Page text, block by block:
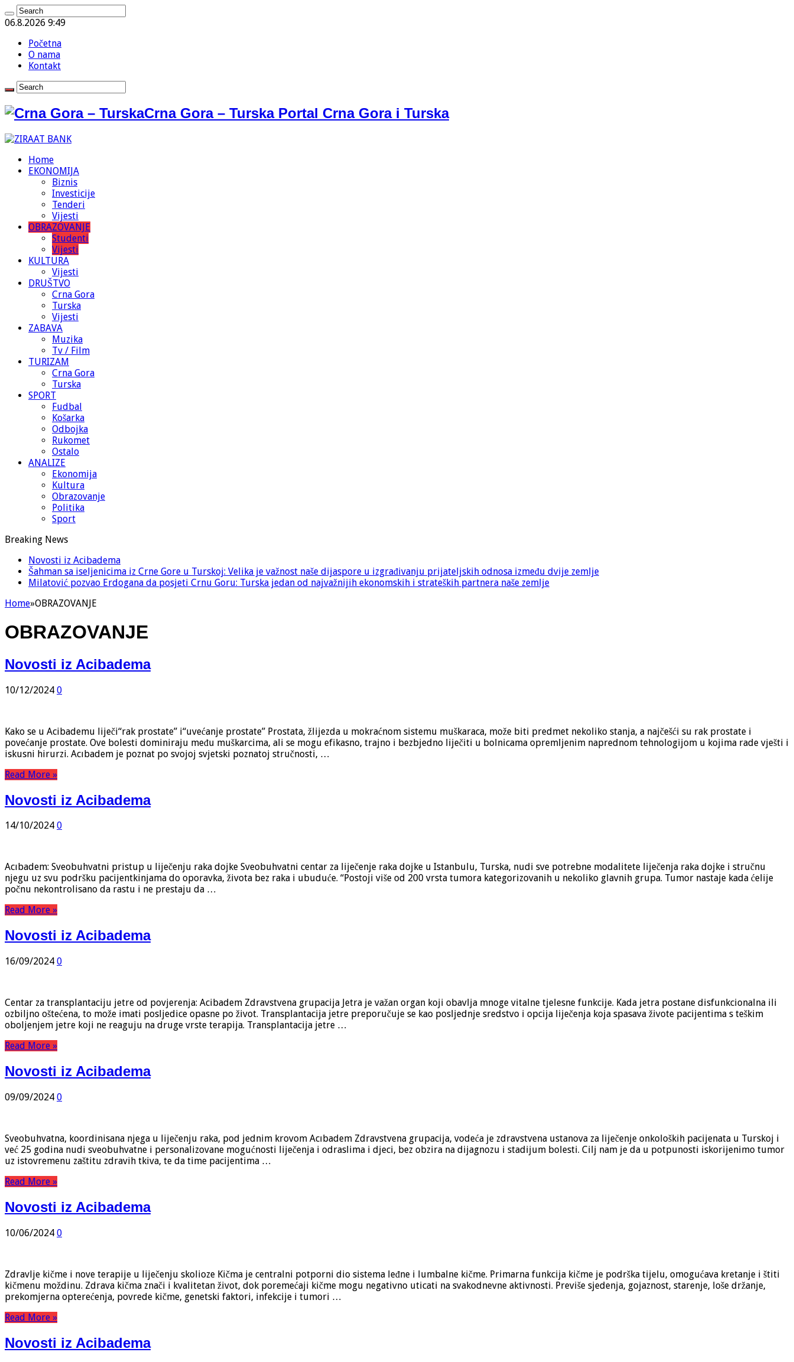
06.8.2026 9:49
Početna
O nama
Kontakt
Crna Gora – Turska Portal Crna Gora i Turska
Home
EKONOMIJA
Biznis
Investicije
Tenderi
Vijesti
OBRAZOVANJE
Studenti
Vijesti
KULTURA
Vijesti
DRUŠTVO
Crna Gora
Turska
Vijesti
ZABAVA
Muzika
Tv / Film
TURIZAM
Crna Gora
Turska
SPORT
Fudbal
Košarka
Odbojka
Rukomet
Ostalo
ANALIZE
Ekonomija
Kultura
Obrazovanje
Politika
Sport
Breaking News
Novosti iz Acibadema
Šahman sa iseljenicima iz Crne Gore u Turskoj: Velika je važnost naše dijaspore u izgrađivanju prijateljskih odnosa između dvije zemlje
Milatović pozvao Erdogana da posjeti Crnu Goru: Turska jedan od najvažnijih ekonomskih i strateških partnera naše zemlje
Home»OBRAZOVANJE
OBRAZOVANJE
Novosti iz Acibadema
10/12/2024 0
Kako se u Acibademu liječi“rak prostate” i“uvećanje prostate” Prostata, žlijezda u mokraćnom sistemu muškaraca, može biti predmet nekoliko stanja, a najčešći su rak prostate i
povećanje prostate. Ove bolesti dominiraju među muškarcima, ali se mogu efikasno, trajno i bezbjedno liječiti u bolnicama opremljenim naprednom tehnologijom u kojima rade vješti i
iskusni hirurzi. Acıbadem je poznat po svojoj svjetski poznatoj stručnosti, …
Read More »
Novosti iz Acibadema
14/10/2024 0
Acıbadem: Sveobuhvatni pristup u liječenju raka dojke Sveobuhvatni centar za liječenje raka dojke u Istanbulu, Turska, nudi sve potrebne modalitete liječenja raka dojke i stručnu
njegu uz svu podršku pacijentkinjama do oporavka, života bez raka i ubuduće. “Postoji više od 200 vrsta tumora kategorizovanih u nekoliko glavnih grupa. Tumor nastaje kada ćelije
počnu nekontrolisano da rastu i ne prestaju da …
Read More »
Novosti iz Acibadema
16/09/2024 0
Centar za transplantaciju jetre od povjerenja: Acibadem Zdravstvena grupacija Jetra je važan organ koji obavlja mnoge vitalne tjelesne funkcije. Kada jetra postane disfunkcionalna ili
ozbiljno oštećena, to može imati posljedice opasne po život. Transplantacija jetre preporučuje se kao posljednje sredstvo i opcija liječenja koja spasava živote pacijentima s teškim
oboljenjem jetre koji ne reaguju na druge vrste terapija. Transplantacija jetre …
Read More »
Novosti iz Acibadema
09/09/2024 0
Sveobuhvatna, koordinisana njega u liječenju raka, pod jednim krovom Acıbadem Zdravstvena grupacija, vodeća je zdravstvena ustanova za liječenje onkoloških pacijenata u Turskoj i
već 25 godina nudi sveobuhvatne i personalizovane mogućnosti liječenja i odraslima i djeci, bez obzira na dijagnozu i stadijum bolesti. Cilj nam je da u potpunosti iskorijenimo tumor
uz istovremenu zaštitu zdravih tkiva, te da time pacijentima …
Read More »
Novosti iz Acibadema
10/06/2024 0
Zdravlje kičme i nove terapije u liječenju skolioze Kičma je centralni potporni dio sistema leđne i lumbalne kičme. Primarna funkcija kičme je podrška tijelu, omogućava kretanje i štiti
kičmenu moždinu. Zdrava kičma znači i kvalitetan život, dok poremećaji kičme mogu negativno uticati na svakodnevne aktivnosti. Previše sjedenja, gojaznost, starenje, loše držanje,
prekomjerna opterećenja, povrede kičme, genetski faktori, infekcije i tumori …
Read More »
Novosti iz Acibadema